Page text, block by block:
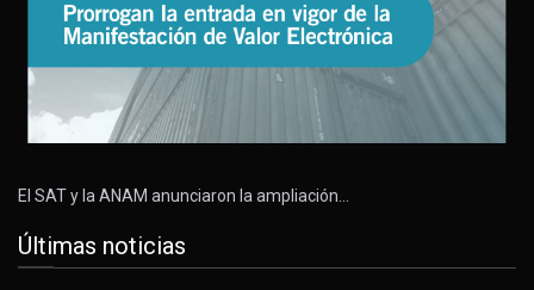
El SAT y la ANAM anunciaron la ampliación…
Últimas noticias